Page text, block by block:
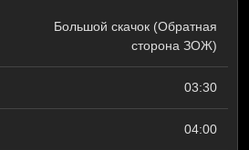
Большой скачок (Обратная
сторона ЗОЖ)
03:30
04:00